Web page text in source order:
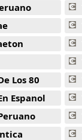
Los 80
Espanol